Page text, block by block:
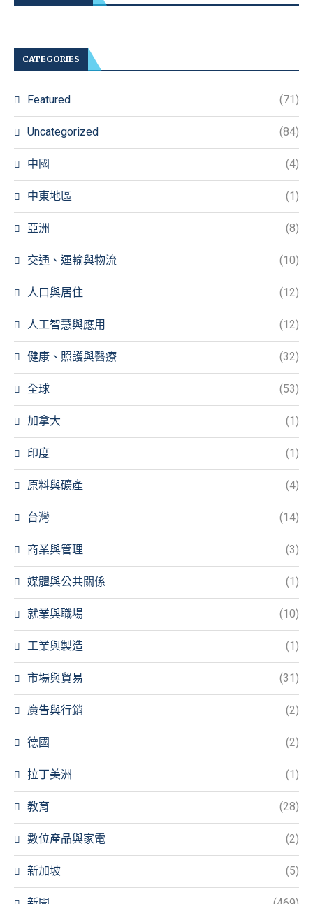
CATEGORIES
Featured (71)
Uncategorized (84)
中國 (4)
中東地區 (1)
亞洲 (8)
交通、運輸與物流 (10)
人口與居住 (12)
人工智慧與應用 (12)
健康、照護與醫療 (32)
全球 (53)
加拿大 (1)
印度 (1)
原料與礦產 (4)
台灣 (14)
商業與管理 (3)
媒體與公共關係 (1)
就業與職場 (10)
工業與製造 (1)
市場與貿易 (31)
廣告與行銷 (2)
德國 (2)
拉丁美洲 (1)
教育 (28)
數位產品與家電 (2)
新加坡 (5)